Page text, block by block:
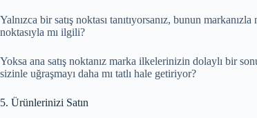
Yalnızca bir satış noktası tanıtıyorsanız, bunun
noktasıyla mı ilgili?
Yoksa ana satış noktanız marka ilkelerinizin dolaylı bir
sizinle uğraşmayı daha mı tatlı hale getiriyor?
5. Ürünlerinizi Satın